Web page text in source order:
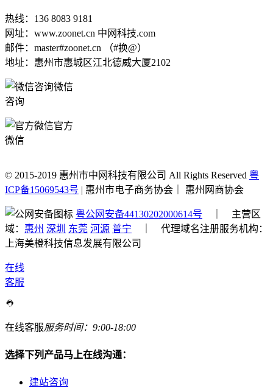
热线：136 8083 9181
网址：www.zoonet.cn 中网科技.com
邮件：master#zoonet.cn （#换@）
地址：惠州市惠城区江北德威大厦2102
微信
咨询
官方
微信
© 2015-2019 惠州市中网科技有限公司 All Rights Reserved 粤
ICP备15069543号 | 惠州市电子商务协会｜ 惠州网商协会
粤公网安备44130202000614号 ｜ 主营区
域： 惠州 深圳 东莞 河源 普宁 ｜ 代理域名注册服务机构：
上海美橙科技信息发展有限公司
在线
客服
在线客服服务时间：9:00-18:00
选择下列产品马上在线沟通：
建站咨询